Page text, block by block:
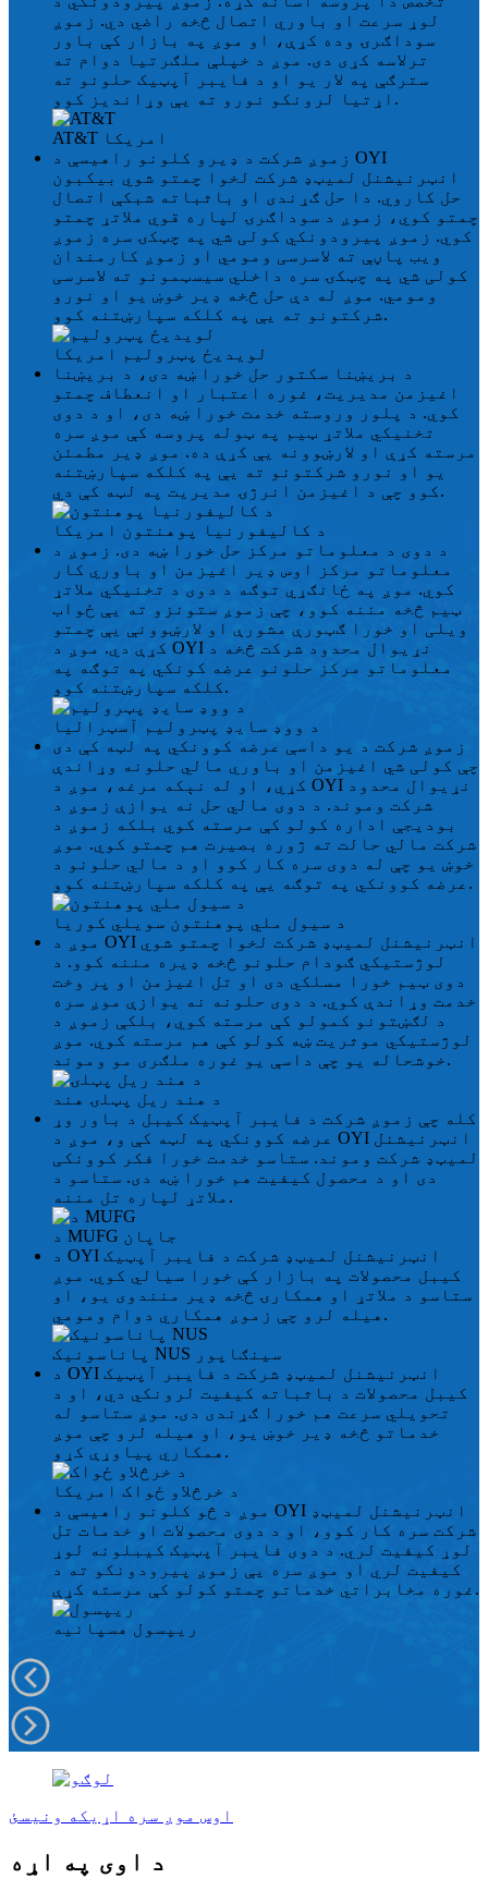
لوړ سرعت او باوري اتصال څخه راضي دي. زموږ
سوداګرۍ وده کړې، او موږ په بازار کې باور
ترلاسه کړی دی. موږ د خپلې ملګرتیا دوام ته
سترګې په لار یو او د فایبر آپټیک حلونو ته
اړتیا لرونکو نورو ته یې وړاندیز کوو.
AT&T امریکا
زموږ شرکت د ډیرو کلونو راهیسې د OYI
انټرنیشنل لمیټډ شرکت لخوا چمتو شوي بیکبون
حل کاروي. دا حل ګړندی او باثباته شبکې اتصال
چمتو کوي، زموږ د سوداګرۍ لپاره قوي ملاتړ چمتو
کوي. زموږ پیرودونکي کولی شي په چټکۍ سره زموږ
ویب پاڼې ته لاسرسی ومومي او زموږ کارمندان
کولی شي په چټکۍ سره داخلي سیسټمونو ته لاسرسی
ومومي. موږ له دې حل څخه ډیر خوښ یو او نورو
شرکتونو ته یې په کلکه سپارښتنه کوو.
لویدیځ پټرولیم
امریکا
د بریښنا سکتور حل خورا ښه دی، د بریښنا
اغیزمن مدیریت، غوره اعتبار او انعطاف چمتو
کوي. د پلور وروسته خدمت خورا ښه دی، او د دوی
تخنیکي ملاتړ ټیم په ټوله پروسه کې موږ سره
مرسته کړې او لارښوونه یې کړې ده. موږ ډیر مطمئن
یو او نورو شرکتونو ته یې په کلکه سپارښتنه
کوو چې د اغیزمن انرژۍ مدیریت په لټه کې دي.
د کالیفورنیا پوهنتون امریکا
د دوی د معلوماتو مرکز حل خورا ښه دی. زموږ د
معلوماتو مرکز اوس ډیر اغیزمن او باوري کار
کوي. موږ په ځانګړي توګه د دوی د تخنیکي ملاتړ
ټیم څخه مننه کوو، چې زموږ ستونزو ته یې ځواب
ویلی او خورا ګټورې مشورې او لارښوونې یې چمتو
کړې دي. موږ د OYI نړیوال محدود شرکت څخه د
معلوماتو مرکز حلونو عرضه کونکي په توګه په
کلکه سپارښتنه کوو.
د ووډ سایډ پټرولیم آسټرالیا
زموږ شرکت د یو داسې عرضه کوونکي په لټه کې دی
چې کولی شي اغیزمن او باوري مالي حلونه وړاندې
کړي، او له نېکه مرغه، موږ د OYI نړیوال محدود
شرکت وموند. د دوی مالي حل نه یوازې زموږ د
بودیجې اداره کولو کې مرسته کوي بلکه زموږ د
شرکت مالي حالت ته ژوره بصیرت هم چمتو کوي. موږ
خوښ یو چې له دوی سره کار کوو او د مالي حلونو د
عرضه کوونکي په توګه یې په کلکه سپارښتنه کوو.
د سیول ملي پوهنتون سویلي کوریا
موږ د OYI انټرنیشنل لمیټډ شرکت لخوا چمتو شوي
لوژستیکي ګودام حلونو څخه ډیره مننه کوو. د
دوی ټیم خورا مسلکي دی او تل اغیزمن او پر وخت
خدمت وړاندې کوي. د دوی حلونه نه یوازې موږ سره
د لګښتونو کمولو کې مرسته کوي، بلکې زموږ د
لوژستیکي موثریت ښه کولو کې هم مرسته کوي. موږ
خوشحاله یو چې داسې یو غوره ملګری مو وموند.
د هند ریل پټلۍ هند
کله چې زموږ شرکت د فایبر آپټیک کیبل د باور وړ
عرضه کوونکي په لټه کې و، موږ د OYI انټرنیشنل
لمیټډ شرکت وموند. ستاسو خدمت خورا فکر کوونکی
دی او د محصول کیفیت هم خورا ښه دی. ستاسو د
ملاتړ لپاره تل مننه.
د MUFG جاپان
د OYI انټرنیشنل لمیټډ شرکت د فایبر آپټیک
کیبل محصولات په بازار کې خورا سیالي کوي. موږ
ستاسو د ملاتړ او همکارۍ څخه ډیر منندوی یو، او
هیله لرو چې زموږ همکاري دوام ومومي.
پاناسونیک NUS سینګاپور
د OYI انټرنیشنل لمیټډ شرکت د فایبر آپټیک
کیبل محصولات د باثباته کیفیت لرونکي دي، او د
تحویلي سرعت هم خورا ګړندی دی. موږ ستاسو له
خدماتو څخه ډیر خوښ یو، او هیله لرو چې موږ
همکاري پیاوړې کړو.
د خرڅلاو ځواک امریکا
موږ د څو کلونو راهیسې د OYI انټرنیشنل لمیټډ
شرکت سره کار کوو، او د دوی محصولات او خدمات تل
لوړ کیفیت لري. د دوی فایبر آپټیک کیبلونه لوړ
کیفیت لري او موږ سره یې زموږ پیرودونکو ته د
غوره مخابراتي خدماتو چمتو کولو کې مرسته کړې.
ریپسول هسپانیه
اوس موږ سره اړیکه ونیسئ
د اوی په اړه